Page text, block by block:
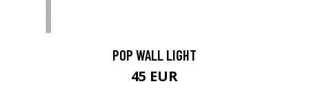
POP WALL LIGHT
45 EUR